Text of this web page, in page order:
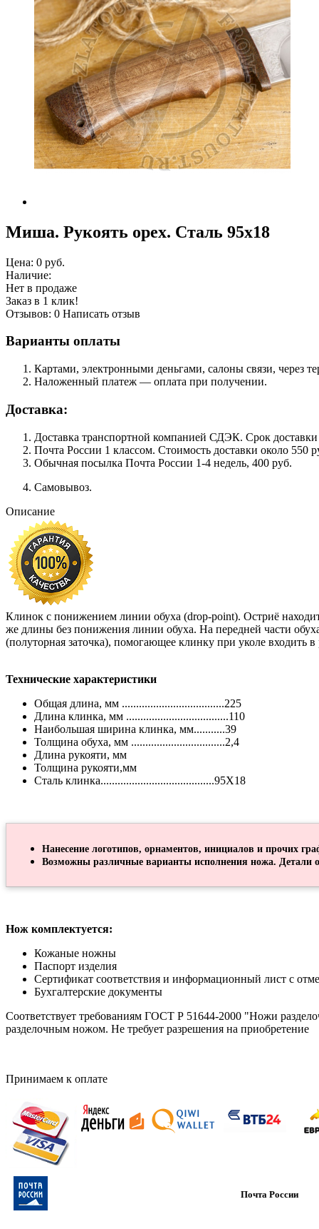
Миша. Рукоять орех. Сталь 95х18
Цена: 0 руб.
Наличие:
Нет в продаже
Заказ в 1 клик!
Отзывов: 0 Написать отзыв
Варианты оплаты
Картами, электронными деньгами, салоны связи, через
Наложенный платеж — оплата при получении.
Доставка:
Доставка транспортной компанией СДЭК. Срок
Почта России 1 классом. Cтоимость доставки около 550
Обычная посылка Почта России 1-4 недель, 400 руб.
Самовывоз.
Описание
Клинок с понижением линии обуха (drop-point). Остриё
же длины без понижения линии обуха. На передней части
(полуторная заточка), помогающее клинку при уколе входить в
Технические характеристики
Общая длина, мм ....................................225
Длина клинка, мм ....................................110
Наибольшая ширина клинка, мм...........39
Толщина обуха, мм .................................2,4
Длина рукояти, мм
Толщина рукояти,мм
Сталь клинка........................................95Х18
Нанесение логотипов, орнаментов, инициалов и прочих
Возможны различные варианты исполнения ножа. Детали
Нож комплектуется:
Кожаные ножны
Паспорт изделия
Сертификат соответствия и информационный лист с
Бухгалтерские документы
Соответствует требованиям ГОСТ Р 51644-2000 "Ножи
разделочным ножом. Не требует разрешения на приобретение
Принимаем к оплате
Почта России